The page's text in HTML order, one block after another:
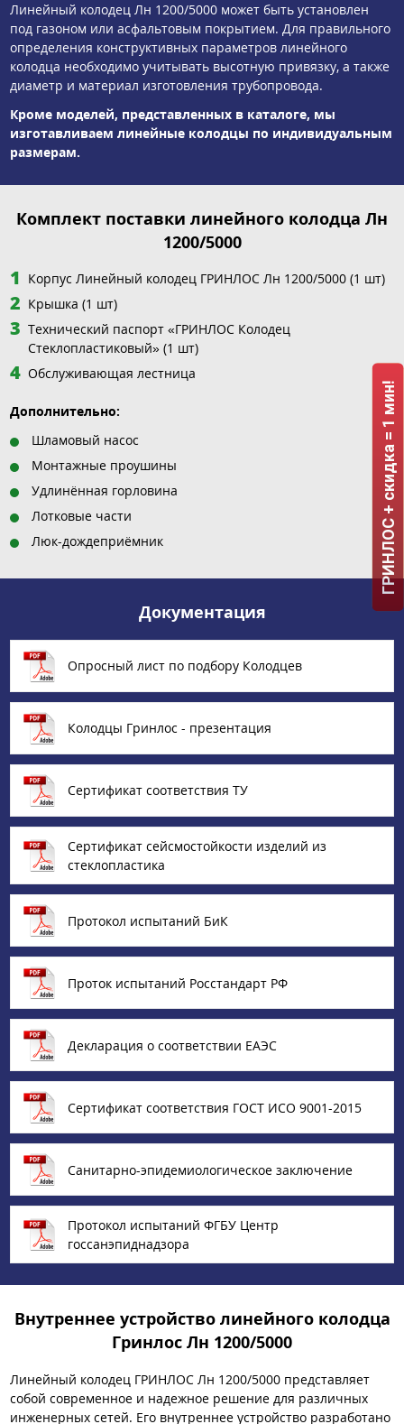
Линейный колодец Лн 1200/5000 может быть установлен
под газоном или асфальтовым покрытием. Для правильного
определения конструктивных параметров линейного
колодца необходимо учитывать высотную привязку, а также
диаметр и материал изготовления трубопровода.
Кроме моделей, представленных в каталоге, мы
изготавливаем линейные колодцы по индивидуальным
размерам.
Комплект поставки линейного колодца Лн
1200/5000
Корпус Линейный колодец ГРИНЛОС Лн 1200/5000 (1 шт)
Крышка (1 шт)
Технический паспорт «ГРИНЛОС Колодец
Стеклопластиковый» (1 шт)
Обслуживающая лестница
Дополнительно:
Шламовый насос
Монтажные проушины
Удлинённая горловина
Лотковые части
Люк-дождеприёмник
Документация
Опросный лист по подбору Колодцев
Колодцы Гринлос - презентация
Сертификат соответствия ТУ
Сертификат сейсмостойкости изделий из
стеклопластика
Протокол испытаний БиК
Проток испытаний Росстандарт РФ
Декларация о соответствии ЕАЭС
Сертификат соответствия ГОСТ ИСО 9001-2015
Санитарно-эпидемиологическое заключение
Протокол испытаний ФГБУ Центр
госсанэпиднадзора
Внутреннее устройство линейного колодца
Гринлос Лн 1200/5000
Линейный колодец ГРИНЛОС Лн 1200/5000 представляет
собой современное и надежное решение для различных
инженерных сетей. Его внутреннее устройство разработано
ГРИНЛОС + скидка = 1 мин!